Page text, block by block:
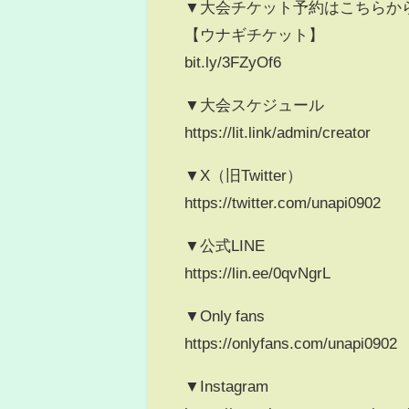
▼大会チケット予約はこちらか
【ウナギチケット】
bit.ly/3FZyOf6
▼大会スケジュール
https://lit.link/admin/creator
▼X（旧Twitter）
https://twitter.com/unapi0902
▼公式LINE
https://lin.ee/0qvNgrL
▼Only fans
https://onlyfans.com/unapi0902
▼Instagram